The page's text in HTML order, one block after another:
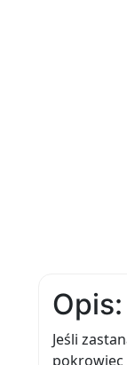
Opis:
Jeśli
pokrowiec